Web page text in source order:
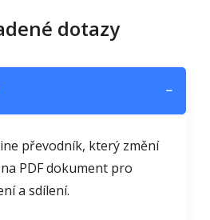
dotazy
−
převodník, který změní
na PDF dokument pro
a sdílení.